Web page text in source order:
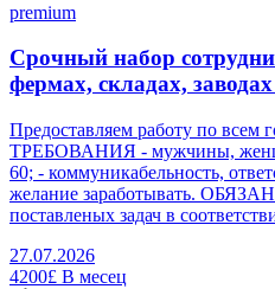
premium
Срочный набор
фермах, складах,
Предоставляем работу по всем
ТРЕБОВАНИЯ - мужчины,
60; - коммуникабельность,
желание заработывать.
поставленых задач в
27.07.2026
4200£ В месец